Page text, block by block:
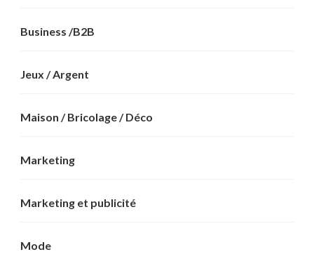
Business /B2B
Jeux / Argent
Maison / Bricolage / Déco
Marketing
Marketing et publicité
Mode